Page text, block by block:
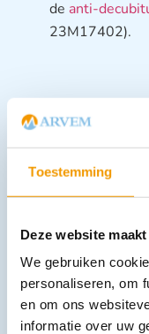
Toestemming
Deze website
We gebruiken
personaliseren, om
en om ons
informatie over uw
de anti-
23M17402).
Andere
categorie: